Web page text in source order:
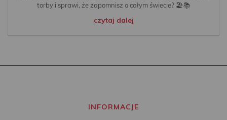
torby i sprawi, że zapomnisz o całym świecie? 🏖️📚
czytaj dalej
INFORMACJE